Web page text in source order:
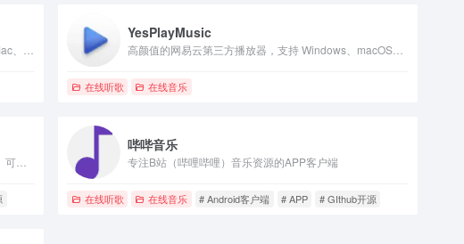
YesPlayMusic
在线听歌 在线音乐
支持安卓、PC的音乐播放器，开源、免费、无广告、可定制化的全网听歌神器
哔哔音乐
专注B站（哔哩哔哩）音乐资源的APP客户端
在线听歌 在线音乐 # Android客户端 # APP # GIthub开源